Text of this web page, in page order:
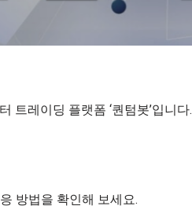
트레이딩 플랫폼 ‘퀀텀봇’입니다.
방법을 확인해 보세요.